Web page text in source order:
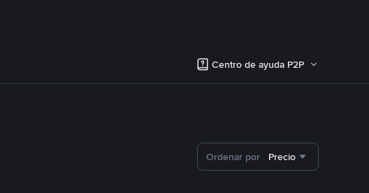
Centro de ayuda P2P
Ordenar por Precio